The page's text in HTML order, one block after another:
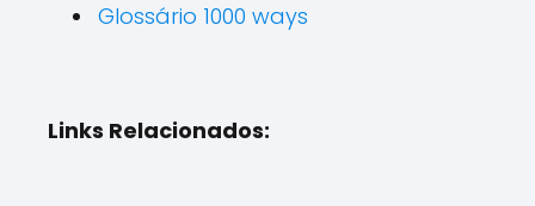
Glossário 1000 ways
Links Relacionados: